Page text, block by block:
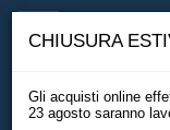
CHIUSURA
Gli acquisti online
23 agosto saranno